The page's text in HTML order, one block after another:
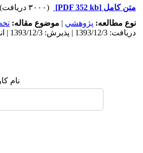
متن کامل [PDF 352 kb]
(۳۰۰۰ دریافت)
نوع مطالعه: پژوهشي | موضوع مقاله:
دریافت: 1393/12/3 | پذیرش: 1393/12/3 | انتشار: 1393/12/3
نام